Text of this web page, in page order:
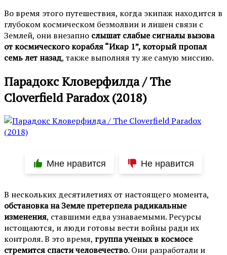
Во время этого путешествия, когда экипаж находится в
глубоком космическом безмолвии и лишен связи с
Землей, они внезапно слышат слабые сигналы вызова
от космического корабля “Икар 1”, который пропал
семь лет назад, также выполняя ту же самую миссию.
Парадокс Кловерфилда / The
Cloverfield Paradox (2018)
Мне нравится Не нравится
В нескольких десятилетиях от настоящего момента,
обстановка на Земле претерпела радикальные
изменения, ставшими едва узнаваемыми. Ресурсы
истощаются, и люди готовы вести войны ради их
контроля. В это время, группа ученых в космосе
стремится спасти человечество. Они разработали и